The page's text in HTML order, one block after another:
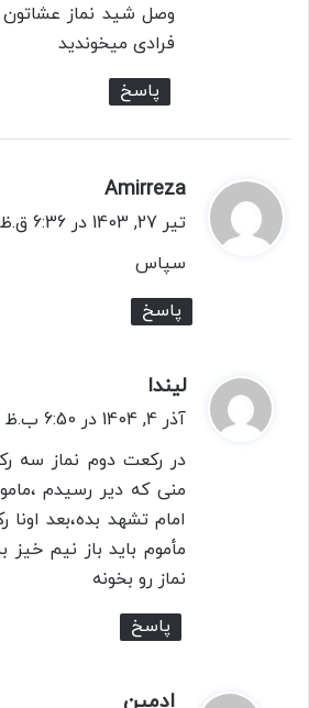
وصل شید نماز عشاتون
فرادی میخوندید
پاسخ
Amirreza
ف
تیر 27, 1403 در 6:36 ق.ظ
سپاس
پاسخ
لیندا
ف
:
آذر 4, 1404 در 6:50 ب.ظ
در رکعت دوم نماز سه
منی که دیر رسیدم
امام تشهد بده،بعد
مأموم باید باز نیم
نماز رو بخونه
پاسخ
ادمین